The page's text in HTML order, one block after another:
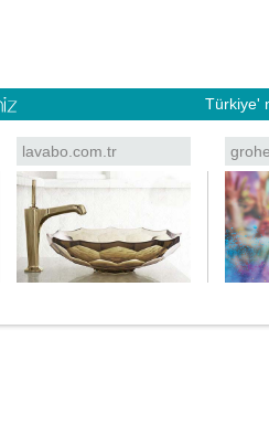
Türkiye'
lavabo.com.tr